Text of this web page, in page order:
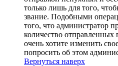
только лишь для того,
звание. Подобными
того, что администратор
количество
очень хотите изменить
попросить об этом
Вернуться наверх